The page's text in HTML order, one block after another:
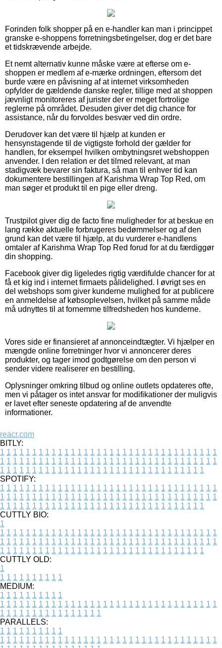
Forinden folk shopper på en e-handler kan man i princippet
granske e-shoppens forretningsbetingelser, dog er det bare
et tidskrævende arbejde.
Et nemt alternativ kunne måske være at efterse om e-
shoppen er medlem af e-mærke ordningen, eftersom det
burde være en påvisning af at internet virksomheden
opfylder de gældende danske regler, tillige med at shoppen
jævnligt monitoreres af jurister der er meget fortrolige
reglerne på området. Desuden giver det dig chance for
assistance, når du forvoldes besvær ved din ordre.
Derudover kan det være til hjælp at kunden er
hensynstagende til de vigtigste forhold der gælder for
handlen, for eksempel hvilken ombytningsret webshoppen
anvender. I den relation er det tilmed relevant, at man
stadigvæk bevarer sin faktura, så man til enhver tid kan
dokumentere bestillingen af Karishma Wrap Top Red, om
man søger et produkt til en pige eller dreng.
Trustpilot giver dig de facto fine muligheder for at beskue en
lang række aktuelle forbrugeres bedømmelser og af den
grund kan det være til hjælp, at du vurderer e-handlens
omtaler af Karishma Wrap Top Red forud for at du færdiggør
din shopping.
Facebook giver dig ligeledes rigtig værdifulde chancer for at
få et kig ind i internet firmaets pålidelighed. I øvrigt ses en
del webshops som giver kunderne mulighed for at publicere
en anmeldelse af købsoplevelsen, hvilket på samme måde
må udnyttes til at fornemme tilfredsheden hos kunderne.
Vores side er finansieret af annonceindtægter. Vi hjælper en
mængde online forretninger hvor vi annoncerer deres
produkter, og tager imod godtgørelse om den person vi
sender videre realiserer en bestilling.
Oplysninger omkring tilbud og online outlets opdateres ofte,
men vi påtager os intet ansvar for modifikationer der muligvis
er lavet efter seneste opdatering af de anvendte
informationer.
reacr.com
BITLY:
1 1 1 1 1 1 1 1 1 1 1 1 1 1 1 1 1 1 1 1 1 1 1 1 1 1 1 1 1 1 1 1 1 1
1 1 1 1 1 1 1 1 1 1 1 1 1 1 1 1 1 1 1 1 1 1 1 1 1 1 1 1 1 1 1 1 1 1
1 1 1 1 1 1 1 1 1 1 1 1 1 1 1 1 1 1 1 1 1 1 1 1 1 1 1 1 1 1 1 1
SPOTIFY:
1 1 1 1 1 1 1 1 1 1 1 1 1 1 1 1 1 1 1 1 1 1 1 1 1 1 1 1 1 1 1 1 1 1
1 1 1 1 1 1 1 1 1 1 1 1 1 1 1 1 1 1 1 1 1 1 1 1 1 1 1 1 1 1 1 1 1 1
1 1 1 1 1 1 1 1 1 1 1 1 1 1 1 1 1 1 1 1 1 1 1 1 1 1 1 1 1 1 1 1
CUTTLY BIO:
1
1 1 1 1 1 1 1 1 1 1 1 1 1 1 1 1 1 1 1 1 1 1 1 1 1 1 1 1 1 1 1 1 1 1
1 1 1 1 1 1 1 1 1 1 1 1 1 1 1 1 1 1 1 1 1 1 1 1 1 1 1 1 1 1 1 1 1 1
1 1 1 1 1 1 1 1 1 1 1 1 1 1 1 1 1 1 1 1 1 1 1 1 1 1 1 1 1 1 1 1
CUTTLY OLD:
1
1 1 1 1 1 1 1 1 1 1
MEDIUM:
1 1 1 1 1 1 1 1 1 1
1 1 1 1 1 1 1 1 1 1 1 1 1 1 1 1 1 1 1 1 1 1 1 1 1 1 1 1 1 1 1 1 1 1
1 1 1 1 1 1 1 1 1 1 1 1 1 1 1 1
PARALLELS:
1 1 1 1 1 1 1 1 1 1
1 1 1 1 1 1 1 1 1 1 1 1 1 1 1 1 1 1 1 1 1 1 1 1 1 1 1 1 1 1 1 1 1 1